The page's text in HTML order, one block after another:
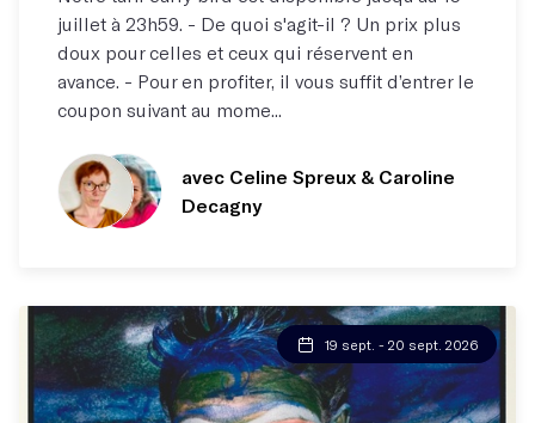
juillet à 23h59. - De quoi s'agit-il ? Un prix plus
doux pour celles et ceux qui réservent en
avance. - Pour en profiter, il vous suffit d’entrer le
coupon suivant au mome...
avec Celine Spreux & Caroline
Decagny
19 sept. - 20 sept. 2026